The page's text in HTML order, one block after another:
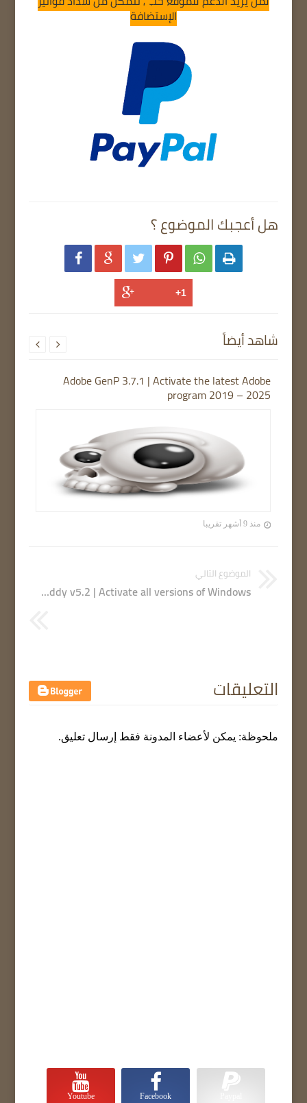
الإستضافة
هل أعجبك الموضوع ؟
     
شاهد أيضاً
Adobe GenP 3.7.1 | Activate the latest Adobe
program 2019 – 2025
منذ 9 أشهر تقريبا
 
الموضوع التالي
Windows Activator by Goddy v5.2 | Activate all versions of Windows
التعليقات
ملحوظة: يمكن لأعضاء المدونة فقط إرسال تعليق.
Facebook
Youtube